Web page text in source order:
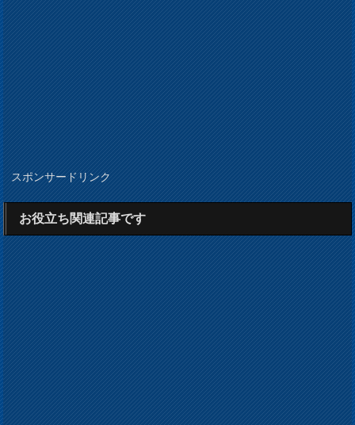
スポンサードリンク
お役立ち関連記事です